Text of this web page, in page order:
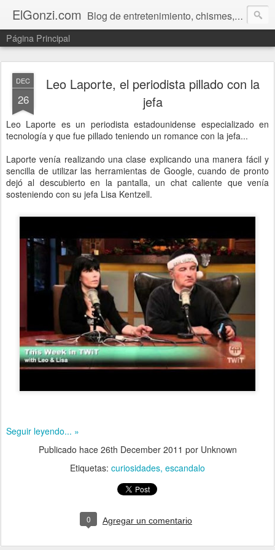
ElGonzi.com Blog de entretenimiento, chismes, humor, farándula, curiosidades, ovnis, noticias calientes, fotos, videos, paranormal y ¡más!
Página Principal
DEC
26
Leo Laporte, el periodista pillado con la
jefa
Leo Laporte es un periodista estadounidense especializado en
tecnología y que fue pillado teniendo un romance con la jefa...
Laporte venía realizando una clase explicando una manera fácil y
sencilla de utilizar las herramientas de Google, cuando de pronto
dejó al descubierto en la pantalla, un chat caliente que venía
sosteniendo con su jefa Lisa Kentzell.
Seguir leyendo... »
Publicado hace 26th December 2011 por Unknown
Etiquetas: curiosidades escandalo
0 Agregar un comentario